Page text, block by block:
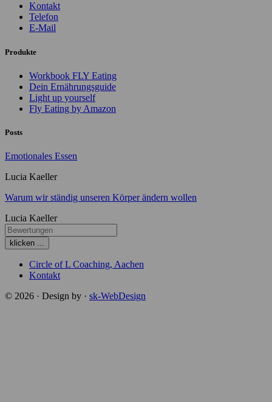
Kontakt
Telefon
E-Mail
Produkte
Workbook FLY Eating
Dein Ernährungsguide
Light up yourself
Fly Eating by Amazon
Posts
Emotionales Essen
Lucia Kaeller
Warum wir ständig unseren Körper ändern wollen
Lucia Kaeller
klicken ...
Circle of L Coaching, Aachen
Kontakt
© 2026 · Design by · sk-WebDesign